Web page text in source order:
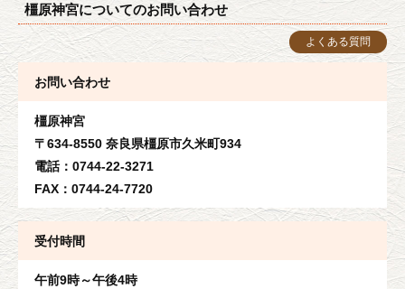
橿原神宮についてのお問い合わせ
よくある質問
お問い合わせ
橿原神宮
〒634-8550 奈良県橿原市久米町934
電話：0744-22-3271
FAX：0744-24-7720
受付時間
午前9時～午後4時